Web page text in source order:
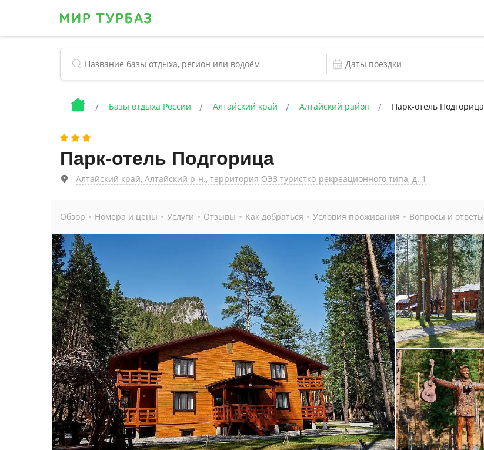
Базы отдыха России Алтайский край Алтайский район Парк-отель Подгорица
Парк-отель Подгорица
Алтайский край, Алтайский р-н., территория ОЭЗ туристко-рекреационного типа, д. 1
Обзор Номера и цены Услуги Отзывы Как добраться Условия проживания Вопросы и ответы